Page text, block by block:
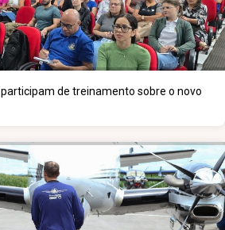
de treinamento sobre o novo